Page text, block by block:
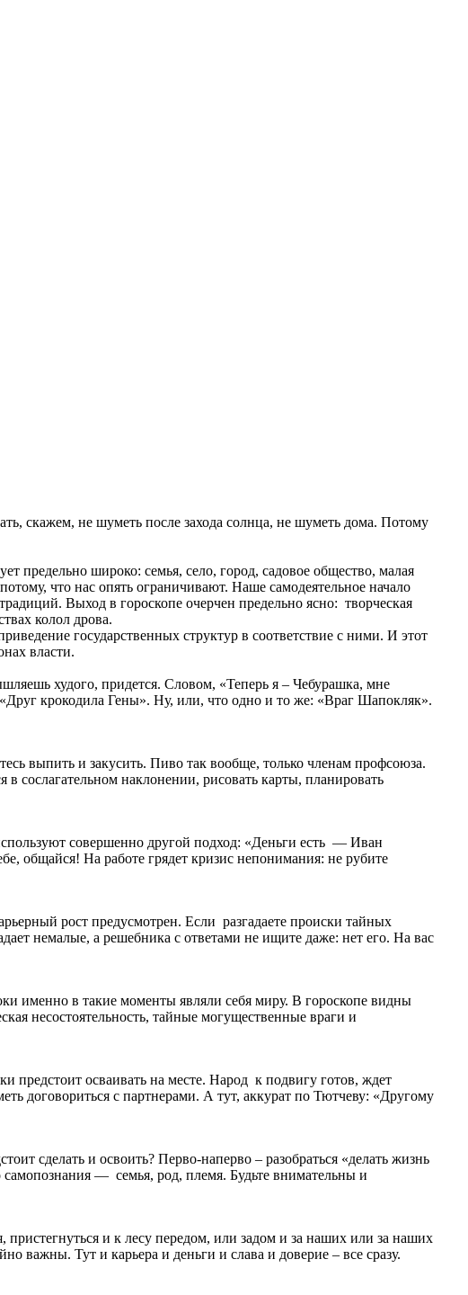
скажем, не шуметь после захода солнца, не шуметь дома. Потому
предельно широко: семья, село, город, садовое общество, малая
что нас опять ограничивают. Наше самодеятельное начало
Выход в гороскопе очерчен предельно ясно: творческая
колол дрова.
государственных структур в соответствие с ними. И этот
власти.
худого, придется. Словом, «Теперь я – Чебурашка, мне
крокодила Гены». Ну, или, что одно и то же: «Враг Шапокляк».
выпить и закусить. Пиво так вообще, только членам профсоюза.
сослагательном наклонении, рисовать карты, планировать
совершенно другой подход: «Деньги есть — Иван
общайся! На работе грядет кризис непонимания: не рубите
рост предусмотрен. Если разгадаете происки тайных
немалые, а решебника с ответами не ищите даже: нет его. На вас
именно в такие моменты являли себя миру. В гороскопе видны
несостоятельность, тайные могущественные враги и
осваивать на месте. Народ к подвигу готов, ждет
договориться с партнерами. А тут, аккурат по Тютчеву: «Другому
сделать и освоить? Перво-наперво – разобраться «делать жизнь
самопознания — семья, род, племя. Будьте внимательны и
и к лесу передом, или задом и за наших или за наших
важны. Тут и карьера и деньги и слава и доверие – все сразу.